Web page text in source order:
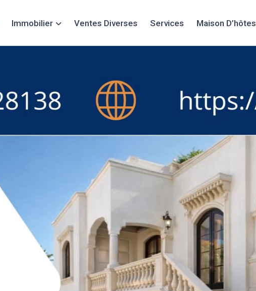
Immobilier Ventes Diverses Services Maison D’hôtes